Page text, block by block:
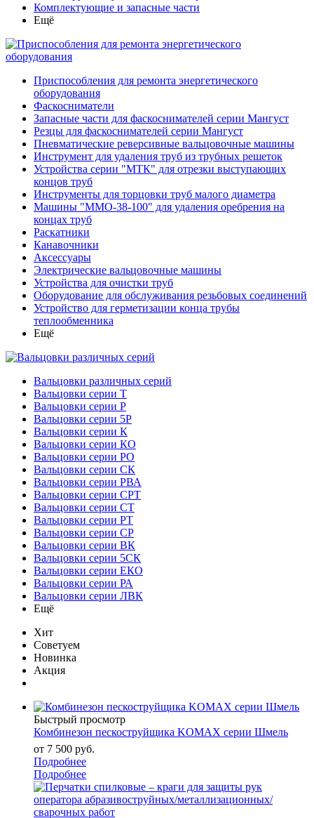
Комплектующие и запасные части
Ещё
Приспособления для ремонта энергетического
оборудования
Фаскосниматели
Запасные части для фаскоснимателей серии Мангуст
Резцы для фаскоснимателей серии Мангуст
Пневматические реверсивные вальцовочные машины
Инструмент для удаления труб из трубных решеток
Устройства серии "МТК" для отрезки выступающих
концов труб
Инструменты для торцовки труб малого диаметра
Машины "ММО-38-100" для удаления оребрения на
концах труб
Раскатники
Канавочники
Аксессуары
Электрические вальцовочные машины
Устройства для очистки труб
Оборудование для обслуживания резьбовых соединений
Устройство для герметизации конца трубы
теплообменника
Ещё
Вальцовки различных серий
Вальцовки серии Т
Вальцовки серии Р
Вальцовки серии 5Р
Вальцовки серии К
Вальцовки серии КО
Вальцовки серии РО
Вальцовки серии СК
Вальцовки серии РВА
Вальцовки серии СРТ
Вальцовки серии СТ
Вальцовки серии РТ
Вальцовки серии СР
Вальцовки серии ВК
Вальцовки серии 5СК
Вальцовки серии ЕКО
Вальцовки серии РА
Вальцовки серии ЛВК
Ещё
Хит
Советуем
Новинка
Акция
Быстрый просмотр
Комбинезон пескоструйщика KOMAX серии Шмель
от 7 500 руб.
Подробнее
Подробнее